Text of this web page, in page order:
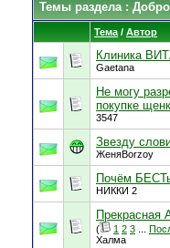
Темы раздела: Добро
Тема / Автор
Клиника
Gaetana
Не могу
покупке
3547
Звезду
ЖеняBorzoy
Почём
НИККИ 2
Прекрасная
( 1 2 3
Халма